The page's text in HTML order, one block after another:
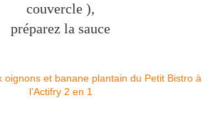
couvercle ),
préparez la sauce